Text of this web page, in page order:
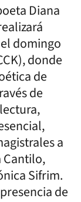
Diana
domingo
donde
de
de
a
Cantilo,
Sifrim.
de